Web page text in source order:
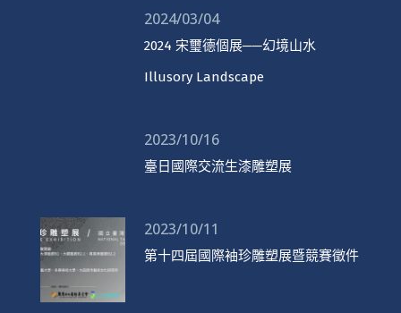
2024/03/04
2024 宋璽德個展──幻境山水
Illusory Landscape
2023/10/16
臺日國際交流生漆雕塑展
2023/10/11
第十四屆國際袖珍雕塑展暨競賽徵件